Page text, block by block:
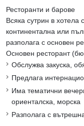
Ресторанти и барове
Всяка сутрин в хотела
континентална или
разполага с основен
Основен ресторант
Обслужва закуска,
Предлага
Има тематични
ориенталска, морска
Разполага с